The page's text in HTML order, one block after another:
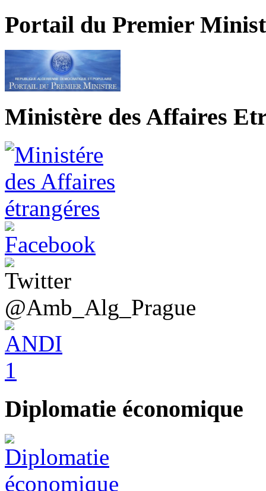
Portail du Premier
Ministère des Affaires
@Amb_Alg_Prague
Diplomatie économique